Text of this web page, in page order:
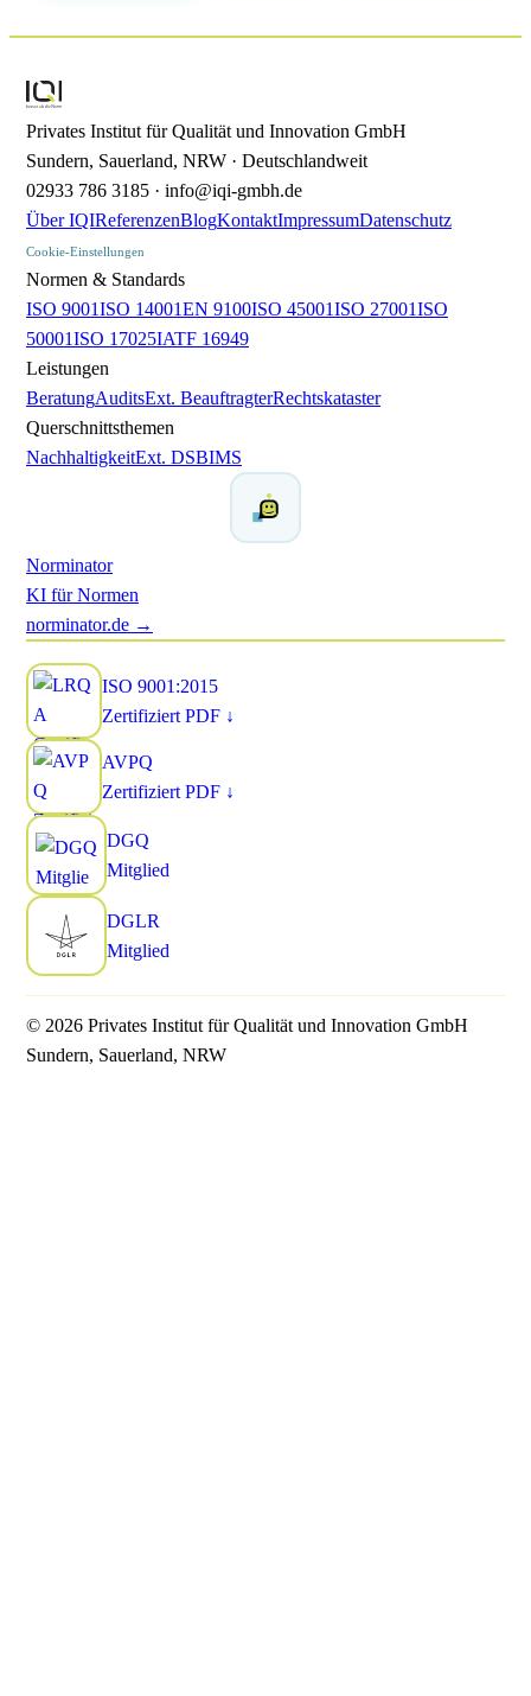
ISO 13485 — Medizinprodukte
EMAS — Europäisches Umweltmanagement
Privates Institut für Qualität und Innovation GmbH
Sundern, Sauerland, NRW · Deutschlandweit
02933 786 3185 · info@iqi-gmbh.de
Über IQIReferenzenBlogKontaktImpressumDatenschutz
Cookie-Einstellungen
Normen & Standards
ISO 9001ISO 14001EN 9100ISO 45001ISO 27001ISO
50001ISO 17025IATF 16949
Leistungen
BeratungAuditsExt. BeauftragterRechtskataster
Querschnittsthemen
NachhaltigkeitExt. DSBIMS
Norminator
KI für Normen
norminator.de →
ISO 9001:2015
Zertifiziert PDF ↓
AVPQ
Zertifiziert PDF ↓
DGQ
Mitglied
DGLR
Mitglied
© 2026 Privates Institut für Qualität und Innovation GmbH
Sundern, Sauerland, NRW